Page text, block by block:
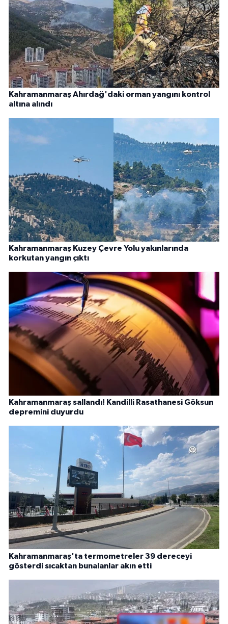
Kahramanmaraş Ahırdağ'daki orman yangını kontrol
altına alındı
Kahramanmaraş Kuzey Çevre Yolu yakınlarında
korkutan yangın çıktı
Kahramanmaraş sallandı! Kandilli Rasathanesi Göksun
depremini duyurdu
Kahramanmaraş'ta termometreler 39 dereceyi
gösterdi sıcaktan bunalanlar akın etti